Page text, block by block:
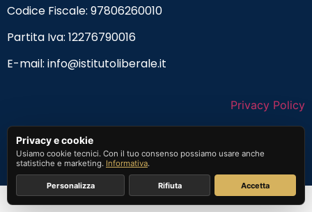
Codice Fiscale: 97806260010
Partita Iva: 12276790016
E-mail: info@istitutoliberale.it
Privacy Policy
Privacy e cookie
Usiamo cookie tecnici. Con il tuo consenso possiamo usare anche
statistiche e marketing. Informativa.
Personalizza Rifiuta Accetta